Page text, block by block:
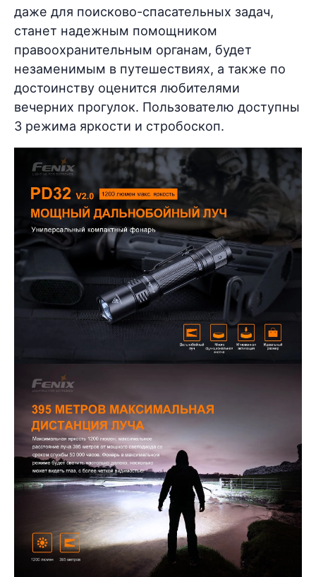
даже для поисково-спасательных задач,
станет надежным помощником
правоохранительным органам, будет
незаменимым в путешествиях, а также по
достоинству оценится любителями
вечерних прогулок. Пользователю доступны
3 режима яркости и стробоскоп.